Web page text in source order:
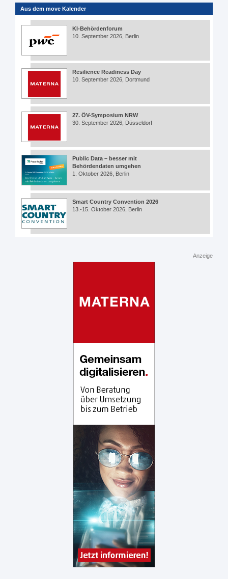
Aus dem move Kalender
KI-Behördenforum
10. September 2026, Berlin
Resilience Readiness Day
10. September 2026, Dortmund
27. ÖV-Symposium NRW
30. September 2026, Düsseldorf
Public Data – besser mit
Behördendaten umgehen
1. Oktober 2026, Berlin
Smart Country Convention 2026
13.-15. Oktober 2026, Berlin
Anzeige